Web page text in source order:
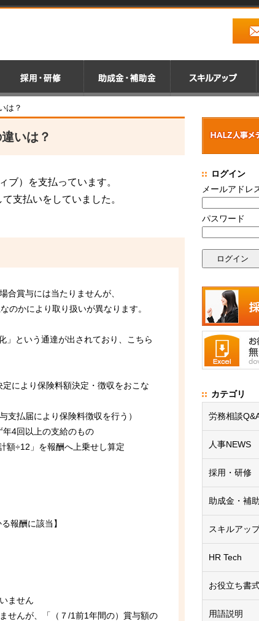
は？
いは？
ブ）を支払っています。
支払いをしていました。
合賞与には当たりませんが、
のかにより取り扱いが異なります。
」という通達が出されており、こちら
により保険料額決定・徴収をおこな
支払届により保険料徴収を行う）
年4回以上の支給のもの
÷12」を報酬へ上乗せし算定
報酬に該当】
ません
せんが、「（７/1前1年間の）賞与額の
ログイン
メールアドレ
パスワード
カテゴリ
労務相談
人事NEWS
採用・研修
助成金・補
スキルアッ
HR Tech
お役立ち書
用語説明